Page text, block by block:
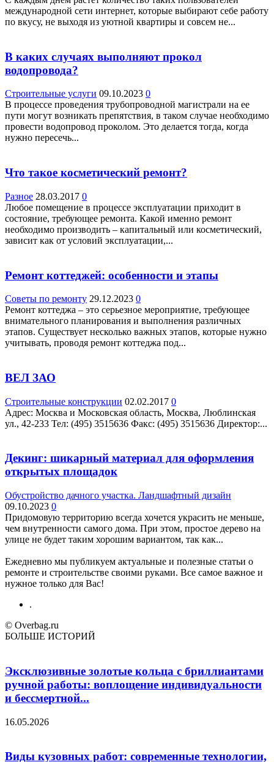
международной сети интернет, которые выбирают себе работу
по вкусу, не выходя из уютной квартиры и совсем не...
В каких случаях выполняют прокол
водопровода?
Строительные услуги 09.10.2023 0
В процессе проведения трубопроводной магистрали на ее
пути могут возникать препятствия, в таком случае необходимо
провести водопровод проколом. Это делается тогда, когда
нужно пересечь...
Что такое косметический ремонт?
Разное 28.03.2017 0
Любое помещение в процессе эксплуатации приходит в
состояние, требующее ремонта. Какой именно ремонт
необходимо производить – капитальный или косметический,
зависит как от условий эксплуатации,...
Ремонт коттеджей: особенности и этапы
Советы по ремонту 29.12.2023 0
Ремонт коттеджа – это серьезное мероприятие, требующее
внимательного планирования и выполнения различных
этапов. Существует несколько важных этапов, которые нужно
учитывать, проводя ремонт коттеджа под...
ВЕЛ ЗАО
Строительные конструкции 02.02.2017 0
Адрес: Москва и Московская область, Москва, Люблинская
ул., 42-233 Teл: (495) 3515636 Факс: (495) 3515636 Директор:...
Декинг: шикарный материал для оформления
открытых площадок
Обустройство дачного участка. Ландшафтный дизайн
09.10.2023 0
Придомовую территорию всегда хочется украсить не меньше,
чем внутренности самого дома. При этом, простое дерево на
улице не будет таким хорошим вариантом, так как...
Ежедневно мы публикуем актуальные и полезные статьи о
ремонте и строительстве своими руками. Все самое важное и
нужное только для Вас!
.
© Overbag.ru
БОЛЬШЕ ИСТОРИЙ
Эксклюзивные золотые кольца с бриллиантами
ручной работы: воплощение индивидуальности
и бессмертной...
16.05.2026
Виды кузовных работ: современные технологии,